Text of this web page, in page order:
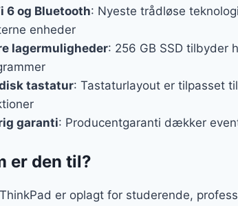
6 og Bluetooth: Nyeste trådløse
enheder
lagermuligheder: 256 GB SSD tilbyder
tastatur: Tastaturlayout er tilpasset
garanti: Producentgaranti dækker
er den til?
er oplagt for studerende,